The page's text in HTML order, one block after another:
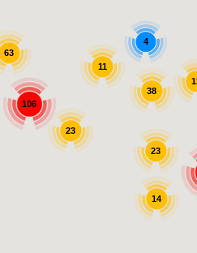
106
23
14
23
63
38
11
4